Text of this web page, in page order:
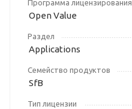
Программа лицензирования
Open Value
Раздел
Applications
Семейство продуктов
SfB
Тип лицензии